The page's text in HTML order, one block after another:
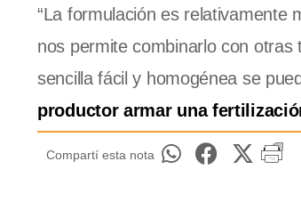
“La formulación es relativamente
nos permite combinarlo con
sencilla fácil y homogénea se
productor armar una
Compartí esta nota